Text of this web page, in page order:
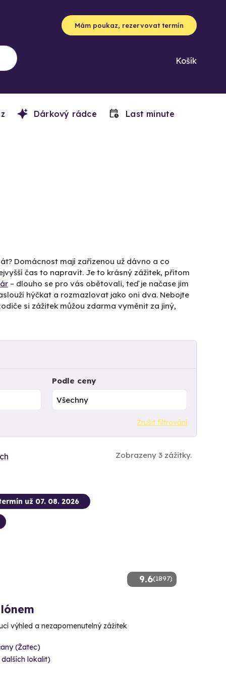
Mám poukaz, rezervovat termín
Košík
Dárkový rádce Last minute
Domácnost mají zařízenou už dávno a co
čas to napravit. Je to krásný zážitek, přitom
– dlouho se pro vás obětovali, teď je načase jim
hýčkat a rozmazlovat jako oni dva. Nebojte
si zážitek můžou zdarma vyměnit za jiný,
Podle ceny
Zrušit filtrování
Zobrazeny 3 zážitky.
9.6(1897)
už 07. 08. 2026
výhled a nezapomenutelný zážitek
(Žatec)
lokalit)